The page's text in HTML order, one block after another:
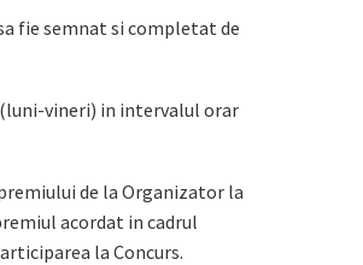
fie semnat si completat de
(luni-vineri) in intervalul orar
de la Organizator la
acordat in cadrul
la Concurs.